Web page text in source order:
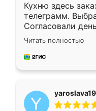
Кухню здесь
телеграмм.
Согласовали
недели кухня
довольны
мебель за
Читать полностью